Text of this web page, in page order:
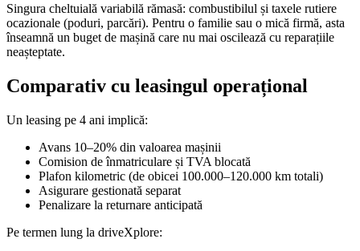
Singura cheltuială variabilă rămasă: combustibilul și taxele rutiere
ocazionale (poduri, parcări). Pentru o familie sau o mică firmă, asta
înseamnă un buget de mașină care nu mai oscilează cu reparațiile
neașteptate.
Comparativ cu leasingul operațional
Un leasing pe 4 ani implică:
Avans 10–20% din valoarea mașinii
Comision de înmatriculare și TVA blocată
Plafon kilometric (de obicei 100.000–120.000 km totali)
Asigurare gestionată separat
Penalizare la returnare anticipată
Pe termen lung la driveXplore: